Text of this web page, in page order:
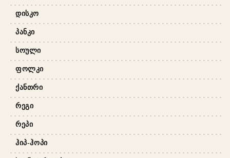
ᲓᲘᲡᲙᲝ
ᲞᲐᲜᲙᲘ
ᲡᲝᲣᲚᲘ
ᲤᲝᲚᲙᲘ
ᲥᲐᲜᲗᲠᲘ
ᲠᲔᲒᲘ
ᲠᲔᲞᲘ
ᲰᲘᲞ-ᲰᲝᲞᲘ